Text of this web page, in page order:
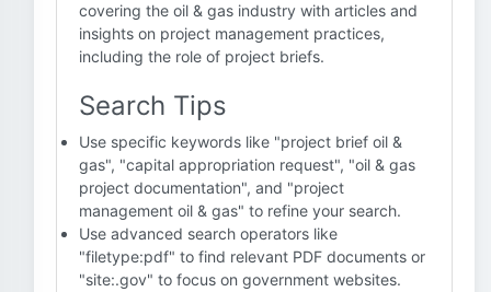
covering the oil & gas industry with articles and
insights on project management practices,
including the role of project briefs.
Search Tips
Use specific keywords like "project brief oil &
gas", "capital appropriation request", "oil & gas
project documentation", and "project
management oil & gas" to refine your search.
Use advanced search operators like
"filetype:pdf" to find relevant PDF documents or
"site:.gov" to focus on government websites.